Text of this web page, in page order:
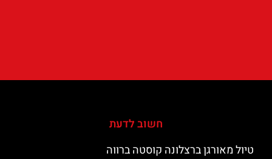
חשוב לדעת
טיול מאורגן ברצלונה קוסטה ברווה